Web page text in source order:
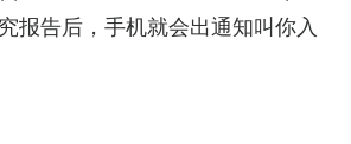
报告后，手机就会出通知叫你入